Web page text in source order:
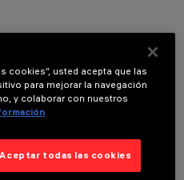
cookies”, usted acepta que las
para mejorar la navegación
y colaborar con nuestros
Aceptar todas las cookies